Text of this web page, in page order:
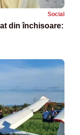
Social
din închisoare: